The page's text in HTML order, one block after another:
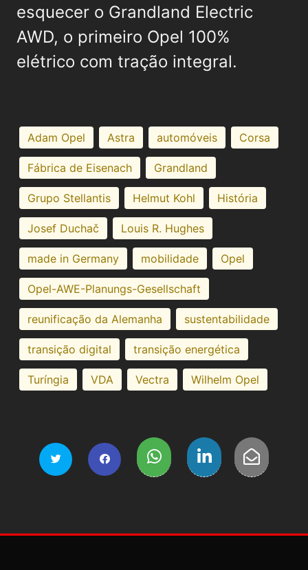
esquecer o Grandland Electric
AWD, o primeiro Opel 100%
elétrico com tração integral.
Adam Opel Astra automóveis Corsa
Fábrica de Eisenach Grandland
Grupo Stellantis Helmut Kohl História
Josef Duchač Louis R. Hughes
made in Germany mobilidade Opel
Opel-AWE-Planungs-Gesellschaft
reunificação da Alemanha sustentabilidade
transição digital transição energética
Turíngia VDA Vectra Wilhelm Opel